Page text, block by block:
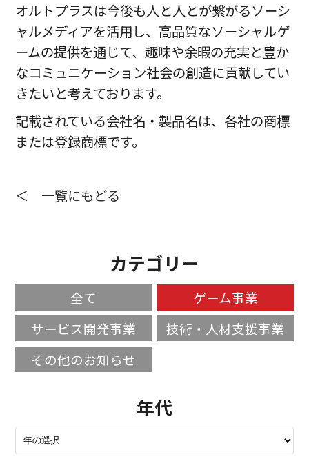
オルトプラスは今後も人と人とが繋がるソーシ
ャルメディアを活用し、高品質なソーシャルゲ
ームの提供を通じて、趣味や余暇の充実と豊か
なコミュニケーション社会の創造に貢献してい
きたいと考えております。
記載されている会社名・製品名は、各社の商標
または登録商標です。
＜ 一覧にもどる
カテゴリー
全て
ゲーム事業
サービス開発事業
技術・人材支援事業
その他のお知らせ
年代